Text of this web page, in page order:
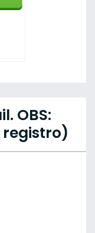
OBS:
registro)